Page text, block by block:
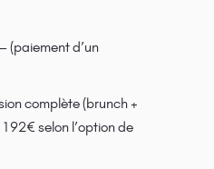
(paiement d’un
complète (brunch +
selon l’option de